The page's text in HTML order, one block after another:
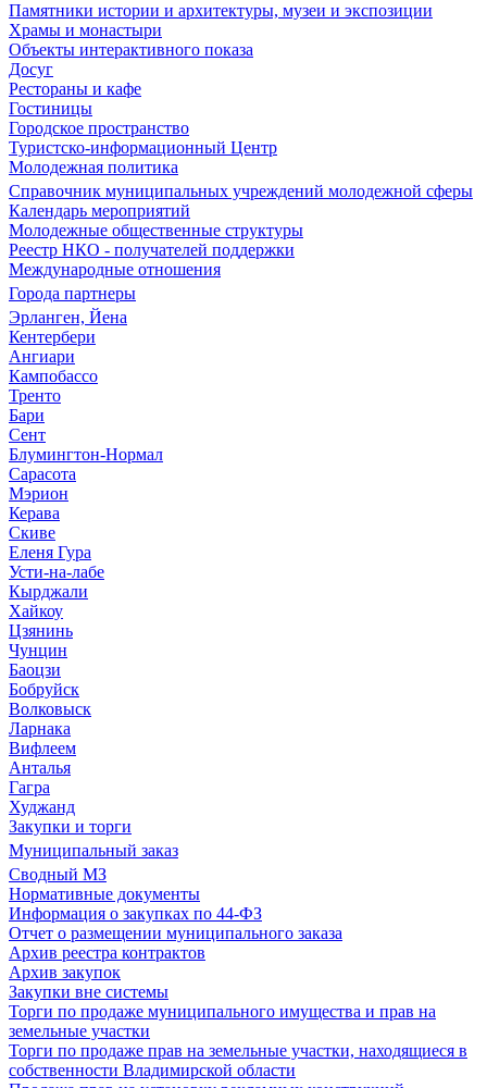
Памятники истории и архитектуры, музеи и экспозиции
Храмы и монастыри
Объекты интерактивного показа
Досуг
Рестораны и кафе
Гостиницы
Городское пространство
Туристско-информационный Центр
Молодежная политика
Справочник муниципальных учреждений молодежной сферы
Календарь мероприятий
Молодежные общественные структуры
Реестр НКО - получателей поддержки
Международные отношения
Города партнеры
Эрланген, Йена
Кентербери
Ангиари
Кампобассо
Тренто
Бари
Сент
Блумингтон-Нормал
Сарасота
Мэрион
Керава
Скиве
Еленя Гура
Усти-на-лабе
Кырджали
Хайкоу
Цзянинь
Чунцин
Баоцзи
Бобруйск
Волковыск
Ларнака
Вифлеем
Анталья
Гагра
Худжанд
Закупки и торги
Муниципальный заказ
Сводный МЗ
Нормативные документы
Информация о закупках по 44-ФЗ
Отчет о размещении муниципального заказа
Архив реестра контрактов
Архив закупок
Закупки вне системы
Торги по продаже муниципального имущества и прав на
земельные участки
Торги по продаже прав на земельные участки, находящиеся в
собственности Владимирской области